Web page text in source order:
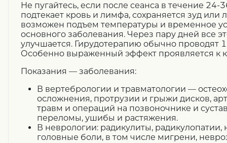
Не пугайтесь, если после сеанса в течение 24-
подтекает кровь и лимфа, сохраняется зуд или
возможен подъем температуры и временное
основного заболевания. Через пару дней все
улучшается. Гирудотерапию обычно проводят
Особенно выраженный эффект проявляется к
Показания — заболевания:
В вертебрологии и травматологии —
осложнения, протрузии и грыжи дисков,
травм и операций на позвоночнике и
переломы, ушибы и растяжения.
В неврологии: радикулиты,
головные боли, в том числе мигрени,